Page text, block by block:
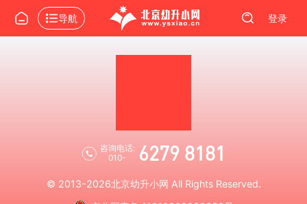
导航 登录
咨询电话:
010-
6279 8181
© 2013-2026北京幼升小网 All Rights Reserved.